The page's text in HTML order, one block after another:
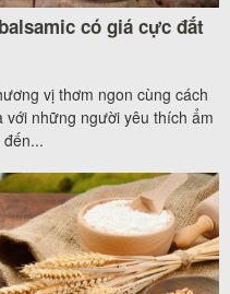
có giá cực đắt
vị thơm ngon cùng cách
những người yêu thích ẩm